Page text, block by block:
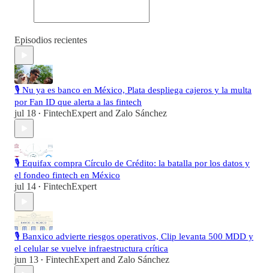
Episodios recientes
🎙️ Nu ya es banco en México, Plata despliega cajeros y la multa
por Fan ID que alerta a las fintech
jul 18 • FintechExpert and Zalo Sánchez
🎙️ Equifax compra Círculo de Crédito: la batalla por los datos y
el fondeo fintech en México
jul 14 • FintechExpert
🎙️ Banxico advierte riesgos operativos, Clip levanta 500 MDD y
el celular se vuelve infraestructura crítica
jun 13 • FintechExpert and Zalo Sánchez